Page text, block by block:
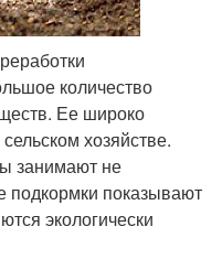
количество
Ее широко
хозяйстве.
занимают не
подкормки показывают
экологически